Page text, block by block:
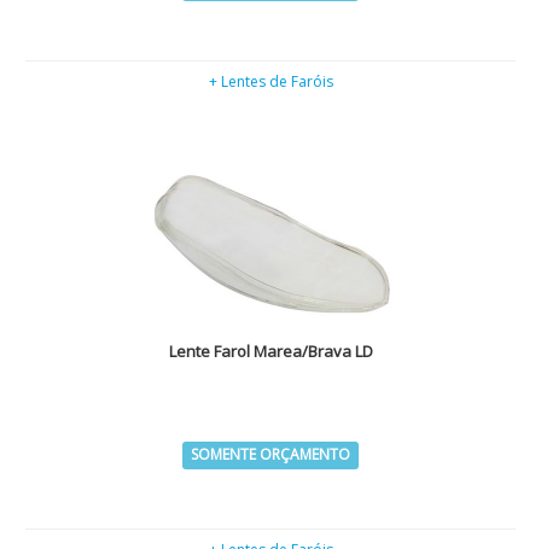
+ Lentes de Faróis
Lente Farol Marea/Brava LD
SOMENTE ORÇAMENTO